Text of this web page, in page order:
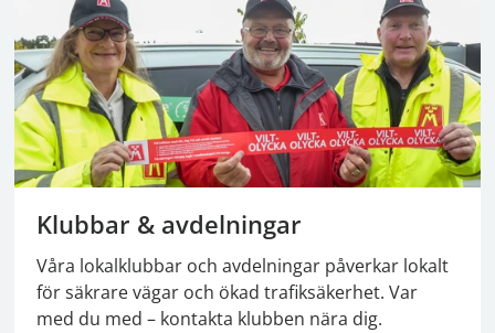
Klubbar & avdelningar
Våra lokalklubbar och avdelningar påverkar lokalt
för säkrare vägar och ökad trafiksäkerhet. Var
med du med – kontakta klubben nära dig.